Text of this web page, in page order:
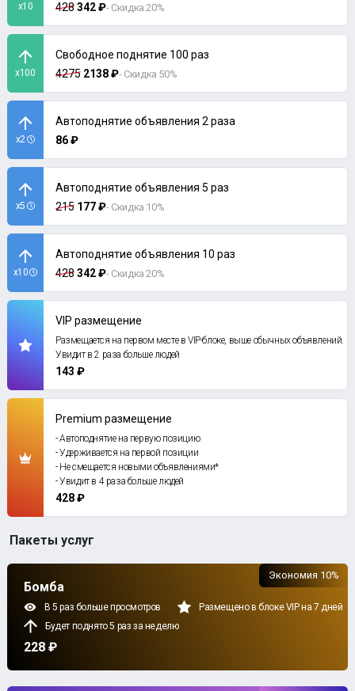
x10
428342 ₽- Скидка 20%
x100
Свободное поднятие 100 раз
4275 2138 ₽- Скидка 50%
x2
Автоподнятие объявления 2 раза
86 ₽
x5
Автоподнятие объявления 5 раз
215 177 ₽- Скидка 10%
x10
Автоподнятие объявления 10 раз
428342 ₽- Скидка 20%
VIP размещение
Размещается на первом месте в VIP-блоке, выше обычных объявлений.
Увидит в 2 раза больше людей
143 ₽
Premium размещение
- Автоподнятие на первую позицию
- Удерживается на первой позиции
- Не смещается новыми объявлениями*
- Увидит в 4 раза больше людей
428 ₽
Пакеты услуг
Бомба
В 5 раз больше просмотров
Размещено в блоке VIP на 7 дней
Будет поднято 5 раз за неделю
228 ₽
Экономия 10%